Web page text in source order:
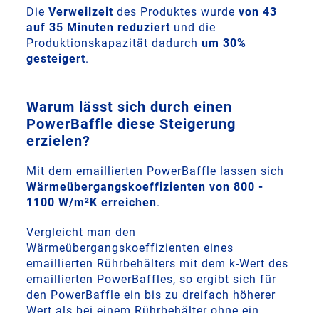
DieVerweilzeit des Produktes wurdevon 43
auf 35 Minuten reduziert und die
Produktionskapazität dadurchum 30%
gesteigert.
Warum lässt sich durch einen
PowerBaffle diese Steigerung
erzielen?
Mit dem emaillierten PowerBaffle lassen sich
Wärmeübergangskoeffizienten von 800 -
1100 W/m²K erreichen.
Vergleicht man den
Wärmeübergangskoeffizienten eines
emaillierten Rührbehälters mit dem k-Wert des
emaillierten PowerBaffles, so ergibt sich für
den PowerBaffle ein bis zu dreifach höherer